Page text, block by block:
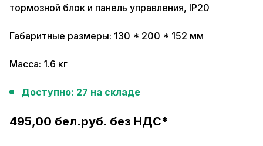
тормозной блок и панель управления, IP20
Габаритные размеры: 130 * 200 * 152 мм
Масса: 1.6 кг
Доступно: 27 на складе
495,00 бел.руб. без НДС*